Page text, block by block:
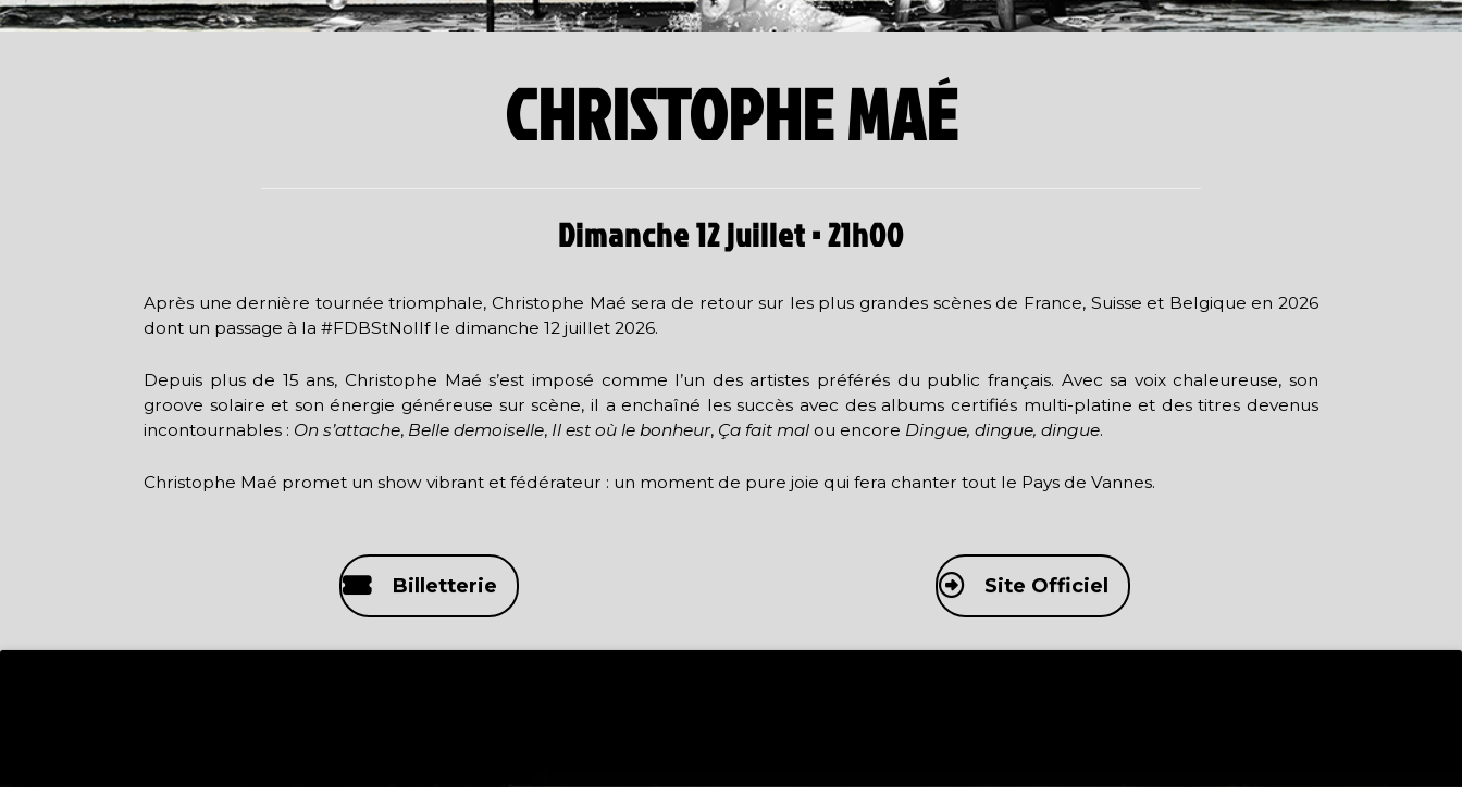
CHRISTOPHE MAÉ
Dimanche 12 juillet • 21h00
Après une dernière tournée triomphale, Christophe Maé sera de retour sur les plus grandes scènes de France, Suisse et Belgique en 2026
dont un passage à la #FDBStNollf le dimanche 12 juillet 2026.
Depuis plus de 15 ans, Christophe Maé s’est imposé comme l’un des artistes préférés du public français. Avec sa voix chaleureuse, son
groove solaire et son énergie généreuse sur scène, il a enchaîné les succès avec des albums certifiés multi-platine et des titres devenus
incontournables : On s’attache, Belle demoiselle, Il est où le bonheur, Ça fait mal ou encore Dingue, dingue, dingue.
Christophe Maé promet un show vibrant et fédérateur : un moment de pure joie qui fera chanter tout le Pays de Vannes.
Billetterie Site Officiel